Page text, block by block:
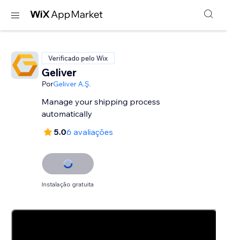
Verificado pelo Wix
Geliver
PorGeliver A.Ş.
Manage your shipping process
automatically
5.06 avaliações
Instalação gratuita